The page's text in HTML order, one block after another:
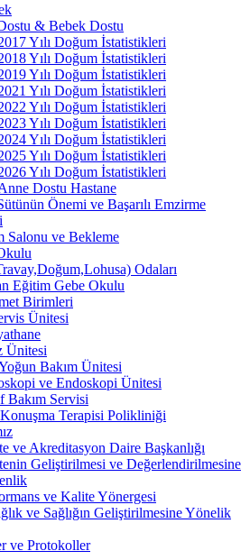
& Bebek Dostu
Yılı Doğum İstatistikleri
Yılı Doğum İstatistikleri
Yılı Doğum İstatistikleri
Yılı Doğum İstatistikleri
Yılı Doğum İstatistikleri
Yılı Doğum İstatistikleri
Yılı Doğum İstatistikleri
Yılı Doğum İstatistikleri
Yılı Doğum İstatistikleri
Dostu Hastane
Önemi ve Başarılı Emzirme
Salonu ve Bekleme
Odaları
Eğitim Gebe Okulu
Birimleri
Ünitesi
Ünitesi
Bakım Ünitesi
ve Endoskopi Ünitesi
Bakım Servisi
Terapisi Polikliniği
ve Akreditasyon Daire Başkanlığı
Geliştirilmesi ve Değerlendirilmesine
ve Kalite Yönergesi
ve Sağlığın Geliştirilmesine Yönelik
ve Protokoller